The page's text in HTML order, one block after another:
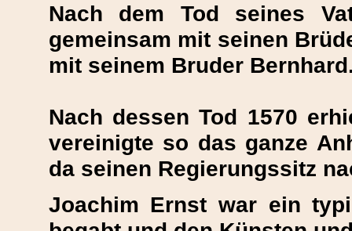
Nach dem Tod seines
gemeinsam mit seinen
mit seinem Bruder
Nach dessen Tod 1570
vereinigte so das ganze
da seinen Regierungssitz
Joachim Ernst war ein